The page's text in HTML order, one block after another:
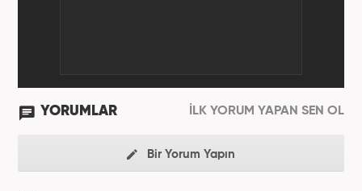
YORUMLAR İLK YORUM YAPAN SEN OL
Bir Yorum Yapın